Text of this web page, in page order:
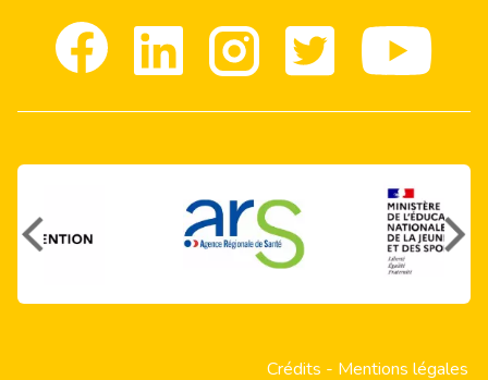
Facebook Linkedin Instagram Twitter youtube
Crédits - Mentions légales